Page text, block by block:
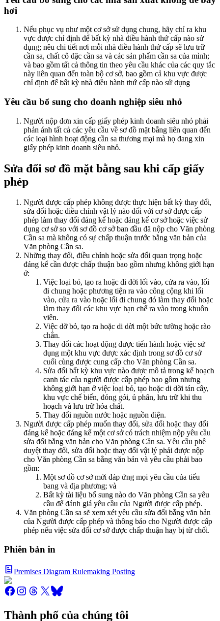
hơi
Nếu phục vụ như một cơ sở sử dụng chung, hãy chỉ ra khu
vực được chỉ định để bất kỳ nhà điều hành thứ cấp nào sử
dụng; nêu chi tiết nơi mỗi nhà điều hành thứ cấp sẽ lưu trữ
cần sa, chất cô đặc cần sa và các sản phẩm cần sa của mình;
và bao gồm tất cả thông tin theo yêu cầu khác của các quy tắc
này liên quan đến toàn bộ cơ sở, bao gồm cả khu vực được
chỉ định để bất kỳ nhà điều hành thứ cấp nào sử dụng
Yêu cầu bổ sung cho doanh nghiệp siêu nhỏ
Người nộp đơn xin cấp giấy phép kinh doanh siêu nhỏ phải
phản ánh tất cả các yêu cầu về sơ đồ mặt bằng liên quan đến
các loại hình hoạt động cần sa thương mại mà họ đang xin
giấy phép kinh doanh siêu nhỏ.
Sửa đổi sơ đồ mặt bằng sau khi cấp giấy
phép
Người được cấp phép không được thực hiện bất kỳ thay đổi,
sửa đổi hoặc điều chỉnh vật lý nào đối với cơ sở được cấp
phép làm thay đổi đáng kể hoặc đáng kể cơ sở hoặc việc sử
dụng cơ sở so với sơ đồ cơ sở ban đầu đã nộp cho Văn phòng
Cần sa mà không có sự chấp thuận trước bằng văn bản của
Văn phòng Cần sa.
Những thay đổi, điều chỉnh hoặc sửa đổi quan trọng hoặc
đáng kể cần được chấp thuận bao gồm nhưng không giới hạn
ở:
Việc loại bỏ, tạo ra hoặc di dời lối vào, cửa ra vào, lối
đi chung hoặc phương tiện ra vào công cộng khi lối
vào, cửa ra vào hoặc lối đi chung đó làm thay đổi hoặc
làm thay đổi các khu vực hạn chế ra vào trong khuôn
viên.
Việc dỡ bỏ, tạo ra hoặc di dời một bức tường hoặc rào
chắn.
Thay đổi các hoạt động được tiến hành hoặc việc sử
dụng một khu vực được xác định trong sơ đồ cơ sở
cuối cùng được cung cấp cho Văn phòng Cần sa.
Sửa đổi bất kỳ khu vực nào được mô tả trong kế hoạch
canh tác của người được cấp phép bao gồm nhưng
không giới hạn ở việc loại bỏ, tạo hoặc di dời tán cây,
khu vực chế biến, đóng gói, ủ phân, lưu trữ khi thu
hoạch và lưu trữ hóa chất.
Thay đổi nguồn nước hoặc nguồn điện.
Người được cấp phép muốn thay đổi, sửa đổi hoặc thay đổi
đáng kể hoặc đáng kể một cơ sở có trách nhiệm nộp yêu cầu
sửa đổi bằng văn bản cho Văn phòng Cần sa. Yêu cầu phê
duyệt thay đổi, sửa đổi hoặc thay đổi vật lý phải được nộp
cho Văn phòng Cần sa bằng văn bản và yêu cầu phải bao
gồm:
Một sơ đồ cơ sở mới đáp ứng mọi yêu cầu của tiểu
bang và địa phương; và
Bất kỳ tài liệu bổ sung nào do Văn phòng Cần sa yêu
cầu để đánh giá yêu cầu của Người được cấp phép.
Văn phòng Cần sa sẽ xem xét yêu cầu sửa đổi bằng văn bản
của Người được cấp phép và thông báo cho Người được cấp
phép nếu việc sửa đổi cơ sở được chấp thuận hay bị từ chối.
Phiên bản in
Premises Diagram Rulemaking Posting
Thành phố của chúng tôi